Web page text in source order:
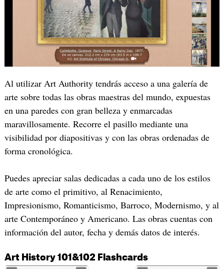
‎Al utilizar Art Authority tendrás acceso a una galería de
arte sobre todas las obras maestras del mundo, expuestas
en una paredes con gran belleza y enmarcadas
maravillosamente. Recorre el pasillo mediante una
visibilidad por diapositivas y con las obras ordenadas de
forma cronológica.
Puedes apreciar salas dedicadas a cada uno de los estilos
de arte como el primitivo, al Renacimiento,
Impresionismo, Romanticismo, Barroco, Modernismo, y al
arte Contemporáneo y Americano. Las obras cuentas con
información del autor, fecha y demás datos de interés.
Art History 101&102 Flashcards